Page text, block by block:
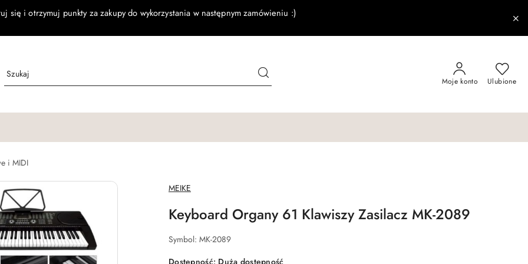
się i otrzymuj punkty za zakupy do wykorzystania w następnym zamówieniu :)
Moje konto Ulubione
i MIDI
NAZWA
PRODUCENTA:
MEIKE
Keyboard Organy 61 Klawiszy Zasilacz MK-2089
Symbol: MK-2089
Dostępność: Duża dostępność